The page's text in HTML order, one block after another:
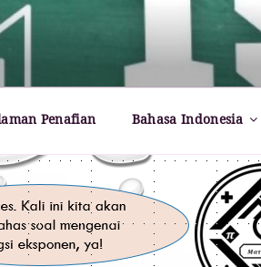
– Paul Dirac
Penafian Bahasa Indonesia